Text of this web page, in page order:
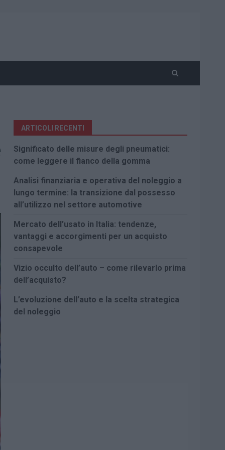
ARTICOLI RECENTI
Significato delle misure degli pneumatici:
come leggere il fianco della gomma
Analisi finanziaria e operativa del noleggio a
lungo termine: la transizione dal possesso
all’utilizzo nel settore automotive
Mercato dell’usato in Italia: tendenze,
vantaggi e accorgimenti per un acquisto
consapevole
Vizio occulto dell’auto – come rilevarlo prima
dell’acquisto?
L’evoluzione dell’auto e la scelta strategica
del noleggio